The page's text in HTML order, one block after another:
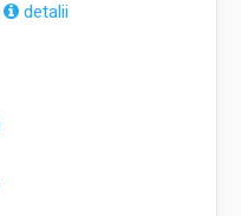
detalii